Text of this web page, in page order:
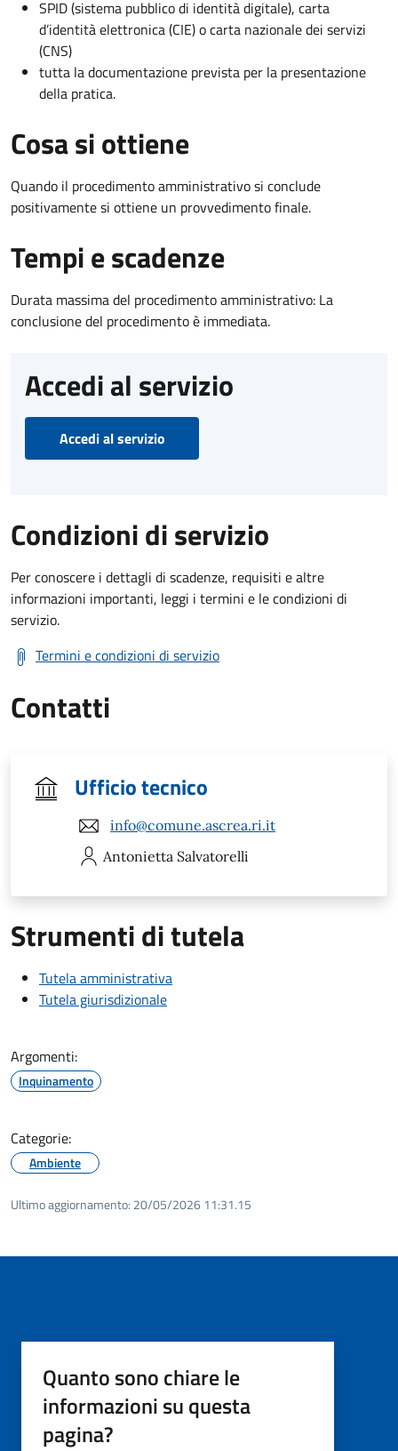
SPID (sistema pubblico di identità digitale), carta
d’identità elettronica (CIE) o carta nazionale dei servizi
(CNS)
tutta la documentazione prevista per la presentazione
della pratica.
Cosa si ottiene
Quando il procedimento amministrativo si conclude
positivamente si ottiene un provvedimento finale.
Tempi e scadenze
Durata massima del procedimento amministrativo: La
conclusione del procedimento è immediata.
Accedi al servizio
Accedi al servizio
Condizioni di servizio
Per conoscere i dettagli di scadenze, requisiti e altre
informazioni importanti, leggi i termini e le condizioni di
servizio.
Termini e condizioni di servizio
Contatti
Ufficio tecnico
info@comune.ascrea.ri.it
Antonietta Salvatorelli
Strumenti di tutela
Tutela amministrativa
Tutela giurisdizionale
Argomenti:
Inquinamento
Categorie:
Ambiente
Ultimo aggiornamento: 20/05/2026 11:31.15
Quanto sono chiare le
informazioni su questa
pagina?